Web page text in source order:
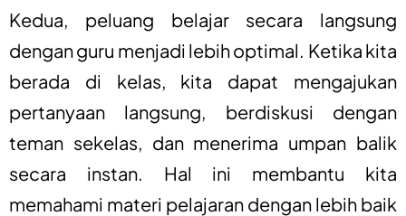
Kedua, peluang belajar secara langsung
dengan guru menjadi lebih optimal. Ketika kita
berada di kelas, kita dapat mengajukan
pertanyaan langsung, berdiskusi dengan
teman sekelas, dan menerima umpan balik
secara instan. Hal ini membantu kita
memahami materi pelajaran dengan lebih baik